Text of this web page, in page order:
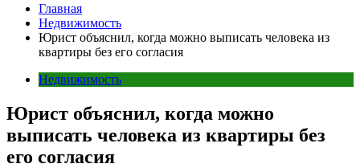
Главная
Недвижимость
Юрист объяснил, когда можно выписать человека из
квартиры без его согласия
Недвижимость
Юрист объяснил, когда можно
выписать человека из квартиры без
его согласия